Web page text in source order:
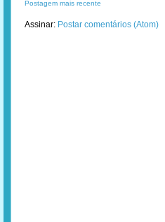
Postagem mais recente
Assinar: Postar comentários (Atom)